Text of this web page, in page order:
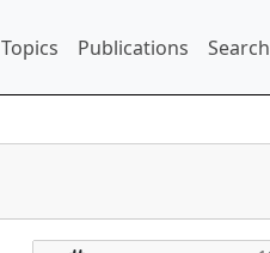
Topics Publications